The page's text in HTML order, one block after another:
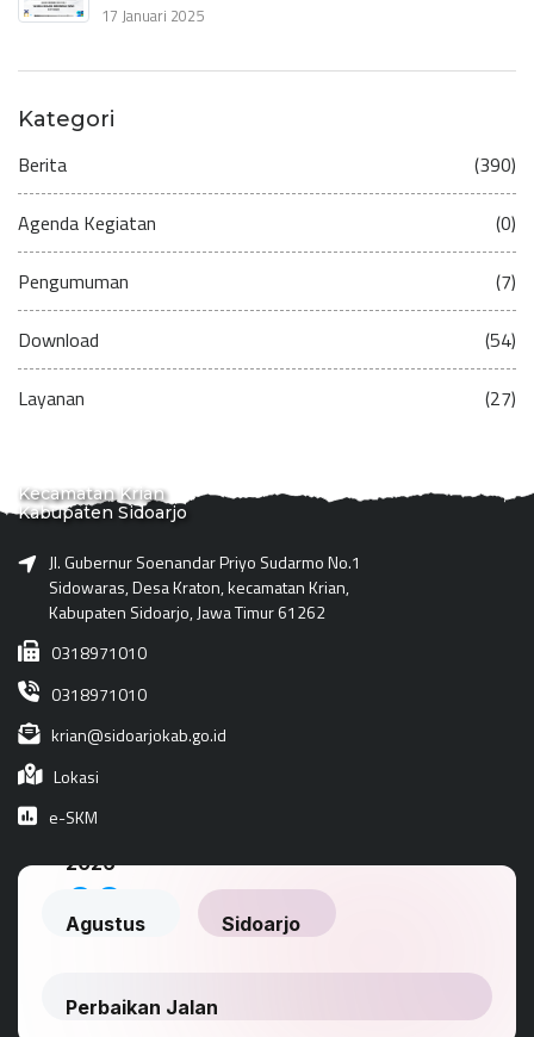
17 Januari 2025
Kategori
Berita (390)
Agenda Kegiatan (0)
Pengumuman (7)
Download (54)
Layanan (27)
Kecamatan Krian
Kabupaten Sidoarjo
Jl. Gubernur Soenandar Priyo Sudarmo No.1
Sidowaras, Desa Kraton, kecamatan Krian,
Kabupaten Sidoarjo, Jawa Timur 61262
0318971010
0318971010
krian@sidoarjokab.go.id
Lokasi
e-SKM